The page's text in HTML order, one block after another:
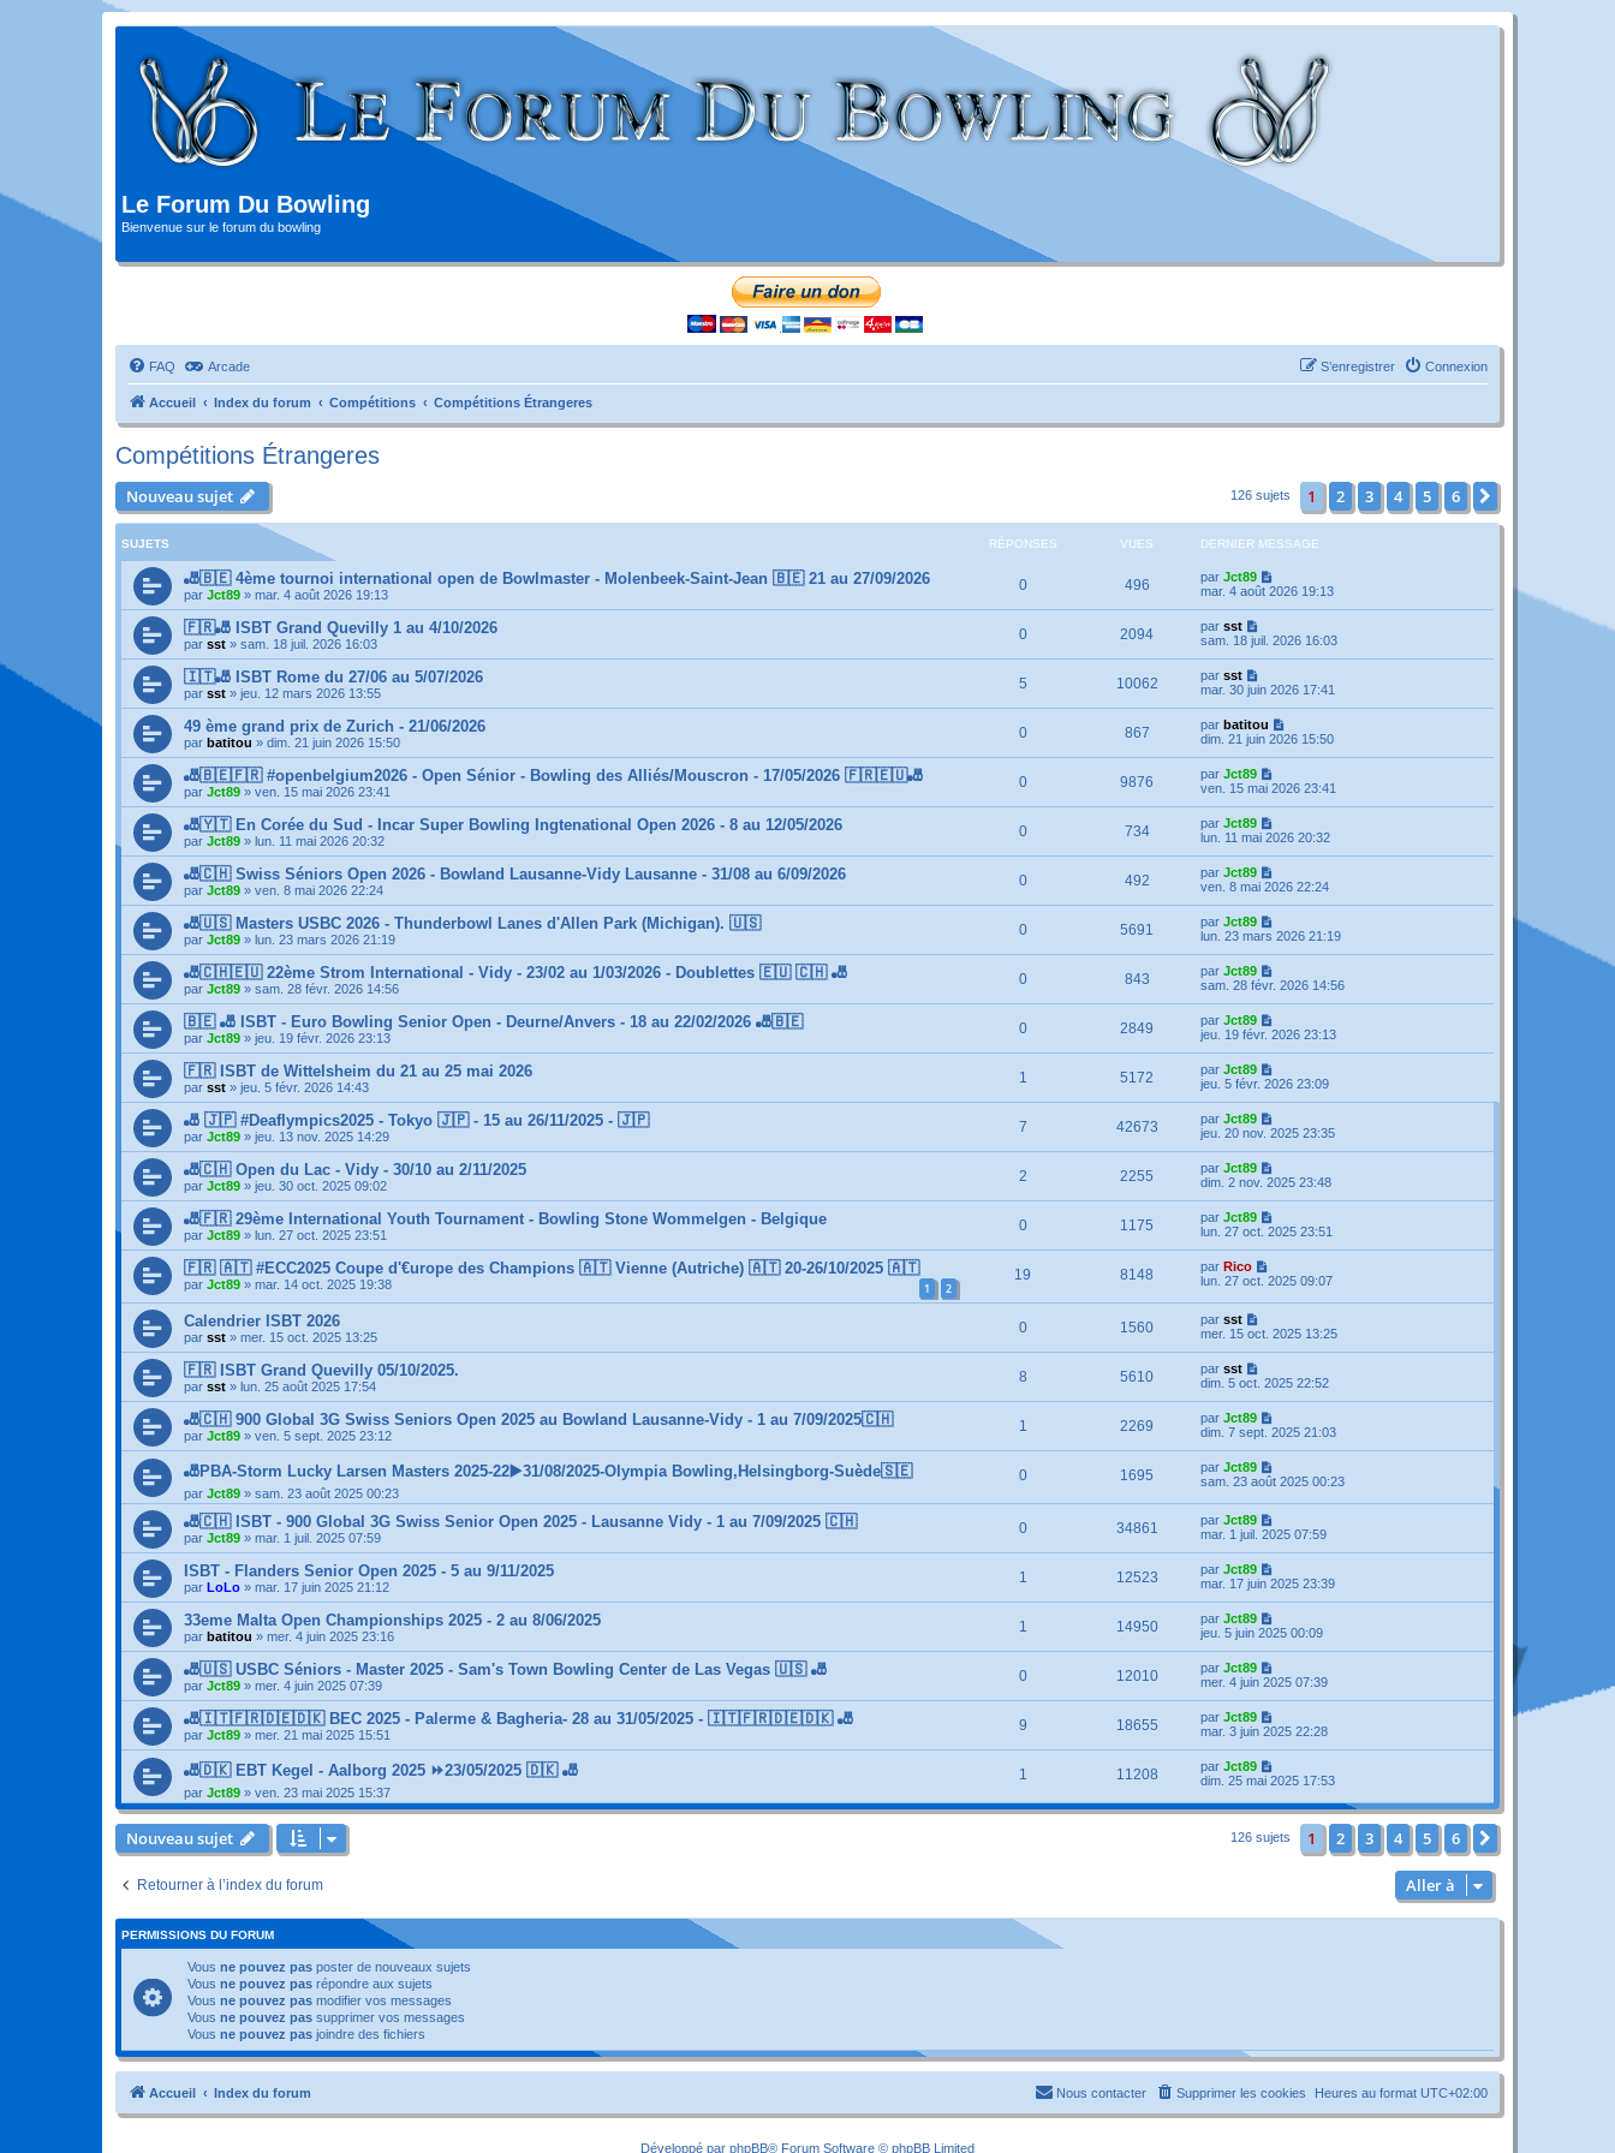
Le Forum Du Bowling
Bienvenue sur le forum du bowling
FAQ Arcade Connexion
S’enregistrer
Accueil Index du forum Compétitions Compétitions Étrangeres
Compétitions Étrangeres
Nouveau sujet 126 sujets 1 2 3 4 5 6
SUJETS RÉPONSES VUES DERNIER MESSAGE
🎳🇧🇪 4ème tournoi international open de Bowlmaster - Molenbeek-Saint-Jean 🇧🇪 21 au 27/09/2026
par Jct89 » mar. 4 août 2026 19:13
0 496 par Jct89
mar. 4 août 2026 19:13
🇫🇷🎳 ISBT Grand Quevilly 1 au 4/10/2026
par sst » sam. 18 juil. 2026 16:03
0 2094 par sst
sam. 18 juil. 2026 16:03
🇮🇹🎳 ISBT Rome du 27/06 au 5/07/2026
par sst » jeu. 12 mars 2026 13:55
5 10062 par sst
mar. 30 juin 2026 17:41
49 ème grand prix de Zurich - 21/06/2026
par batitou » dim. 21 juin 2026 15:50
0 867 par batitou
dim. 21 juin 2026 15:50
🎳🇧🇪🇫🇷 #openbelgium2026 - Open Sénior - Bowling des Alliés/Mouscron - 17/05/2026 🇫🇷🇪🇺🎳
par Jct89 » ven. 15 mai 2026 23:41
0 9876 par Jct89
ven. 15 mai 2026 23:41
🎳🇾🇹 En Corée du Sud - Incar Super Bowling Ingtenational Open 2026 - 8 au 12/05/2026
par Jct89 » lun. 11 mai 2026 20:32
0 734 par Jct89
lun. 11 mai 2026 20:32
🎳🇨🇭 Swiss Séniors Open 2026 - Bowland Lausanne-Vidy Lausanne - 31/08 au 6/09/2026
par Jct89 » ven. 8 mai 2026 22:24
0 492 par Jct89
ven. 8 mai 2026 22:24
🎳🇺🇸 Masters USBC 2026 - Thunderbowl Lanes d'Allen Park (Michigan). 🇺🇸
par Jct89 » lun. 23 mars 2026 21:19
0 5691 par Jct89
lun. 23 mars 2026 21:19
🎳🇨🇭🇪🇺 22ème Strom International - Vidy - 23/02 au 1/03/2026 - Doublettes 🇪🇺 🇨🇭 🎳
par Jct89 » sam. 28 févr. 2026 14:56
0 843 par Jct89
sam. 28 févr. 2026 14:56
🇧🇪 🎳 ISBT - Euro Bowling Senior Open - Deurne/Anvers - 18 au 22/02/2026 🎳🇧🇪
par Jct89 » jeu. 19 févr. 2026 23:13
0 2849 par Jct89
jeu. 19 févr. 2026 23:13
🇫🇷 ISBT de Wittelsheim du 21 au 25 mai 2026
par sst » jeu. 5 févr. 2026 14:43
1 5172 par Jct89
jeu. 5 févr. 2026 23:09
🎳 🇯🇵 #Deaflympics2025 - Tokyo 🇯🇵 - 15 au 26/11/2025 - 🇯🇵
par Jct89 » jeu. 13 nov. 2025 14:29
7 42673 par Jct89
jeu. 20 nov. 2025 23:35
🎳🇨🇭 Open du Lac - Vidy - 30/10 au 2/11/2025
par Jct89 » jeu. 30 oct. 2025 09:02
2 2255 par Jct89
dim. 2 nov. 2025 23:48
🎳🇫🇷 29ème International Youth Tournament - Bowling Stone Wommelgen - Belgique
par Jct89 » lun. 27 oct. 2025 23:51
0 1175 par Jct89
lun. 27 oct. 2025 23:51
🇫🇷 🇦🇹 #ECC2025 Coupe d'€urope des Champions 🇦🇹 Vienne (Autriche) 🇦🇹 20-26/10/2025 🇦🇹
par Jct89 » mar. 14 oct. 2025 19:38 1 2
19 8148 par Rico
lun. 27 oct. 2025 09:07
Calendrier ISBT 2026
par sst » mer. 15 oct. 2025 13:25
0 1560 par sst
mer. 15 oct. 2025 13:25
🇫🇷 ISBT Grand Quevilly 05/10/2025.
par sst » lun. 25 août 2025 17:54
8 5610 par sst
dim. 5 oct. 2025 22:52
🎳🇨🇭 900 Global 3G Swiss Seniors Open 2025 au Bowland Lausanne-Vidy - 1 au 7/09/2025🇨🇭
par Jct89 » ven. 5 sept. 2025 23:12
1 2269 par Jct89
dim. 7 sept. 2025 21:03
🎳PBA-Storm Lucky Larsen Masters 2025-22▶️31/08/2025-Olympia Bowling,Helsingborg-Suède🇸🇪
par Jct89 » sam. 23 août 2025 00:23
0 1695 par Jct89
sam. 23 août 2025 00:23
🎳🇨🇭 ISBT - 900 Global 3G Swiss Senior Open 2025 - Lausanne Vidy - 1 au 7/09/2025 🇨🇭
par Jct89 » mar. 1 juil. 2025 07:59
0 34861 par Jct89
mar. 1 juil. 2025 07:59
ISBT - Flanders Senior Open 2025 - 5 au 9/11/2025
par LoLo » mar. 17 juin 2025 21:12
1 12523 par Jct89
mar. 17 juin 2025 23:39
33eme Malta Open Championships 2025 - 2 au 8/06/2025
par batitou » mer. 4 juin 2025 23:16
1 14950 par Jct89
jeu. 5 juin 2025 00:09
🎳🇺🇸 USBC Séniors - Master 2025 - Sam's Town Bowling Center de Las Vegas 🇺🇸 🎳
par Jct89 » mer. 4 juin 2025 07:39
0 12010 par Jct89
mer. 4 juin 2025 07:39
🎳🇮🇹🇫🇷🇩🇪🇩🇰 BEC 2025 - Palerme & Bagheria- 28 au 31/05/2025 - 🇮🇹🇫🇷🇩🇪🇩🇰 🎳
par Jct89 » mer. 21 mai 2025 15:51
9 18655 par Jct89
mar. 3 juin 2025 22:28
🎳🇩🇰 EBT Kegel - Aalborg 2025 ⏩23/05/2025 🇩🇰 🎳
par Jct89 » ven. 23 mai 2025 15:37
1 11208 par Jct89
dim. 25 mai 2025 17:53
Nouveau sujet 126 sujets 1 2 3 4 5 6
Retourner à l’index du forum Aller à
PERMISSIONS DU FORUM
Vous ne pouvez pas poster de nouveaux sujets
Vous ne pouvez pas répondre aux sujets
Vous ne pouvez pas modifier vos messages
Vous ne pouvez pas supprimer vos messages
Vous ne pouvez pas joindre des fichiers
Accueil Index du forum Heures au format UTC+02:00
Supprimer les cookies
Nous contacter
Développé par phpBB® Forum Software © phpBB Limited